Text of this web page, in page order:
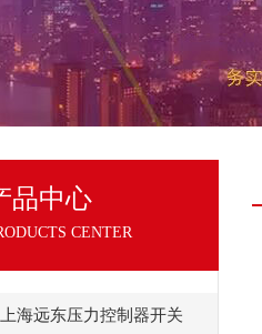
品中心
CENTER
上海远东压力控制器开关